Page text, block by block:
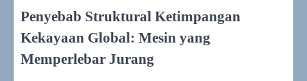
Penyebab Struktural Ketimpangan
Kekayaan Global: Mesin yang
Memperlebar Jurang